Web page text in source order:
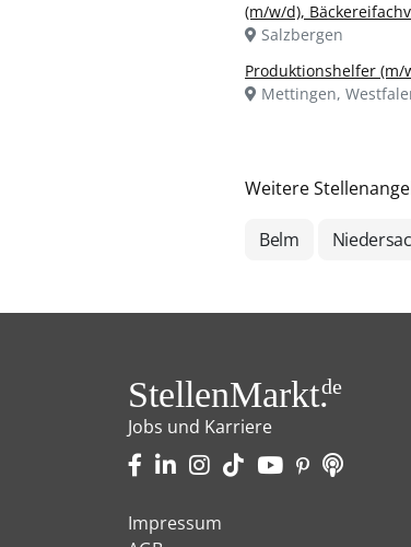
(m/w/d),
Salzbergen
Produktionshelfer (m/
Mettingen,
Weitere
Belm
StellenMarkt.de
Jobs und Karriere
Impressum